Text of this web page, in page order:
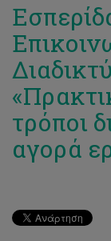
τρόποι
αγορά